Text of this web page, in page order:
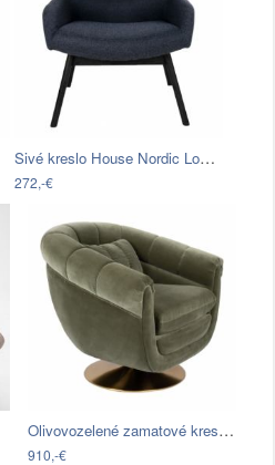
Sivé kreslo House Nordic London
272,-€
Olivovozelené zamatové kreslo Dutchbone…
910,-€